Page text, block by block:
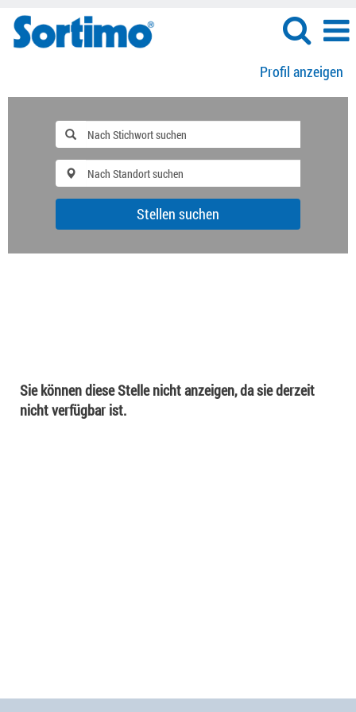
Profil anzeigen
Stellen suchen
Sie können diese Stelle nicht anzeigen, da sie derzeit
nicht verfügbar ist.